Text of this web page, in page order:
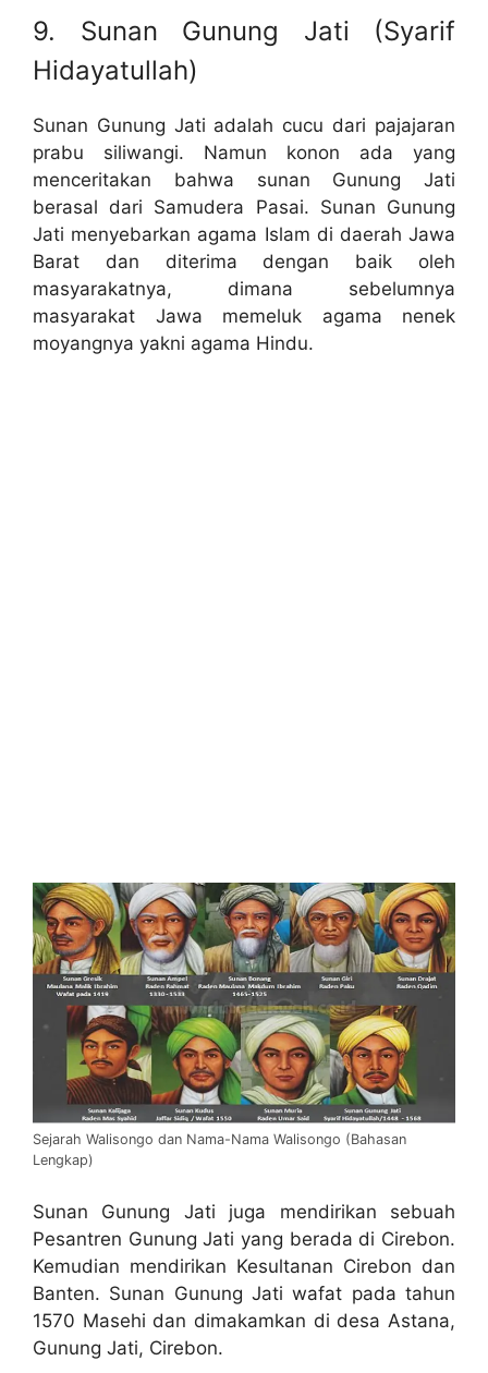
9. Sunan Gunung Jati (Syarif
Hidayatullah)
Sunan Gunung Jati adalah cucu dari pajajaran
prabu siliwangi. Namun konon ada yang
menceritakan bahwa sunan Gunung Jati
berasal dari Samudera Pasai. Sunan Gunung
Jati menyebarkan agama Islam di daerah Jawa
Barat dan diterima dengan baik oleh
masyarakatnya, dimana sebelumnya
masyarakat Jawa memeluk agama nenek
moyangnya yakni agama Hindu.
Sejarah Walisongo dan Nama-Nama Walisongo (Bahasan
Lengkap)
Sunan Gunung Jati juga mendirikan sebuah
Pesantren Gunung Jati yang berada di Cirebon.
Kemudian mendirikan Kesultanan Cirebon dan
Banten. Sunan Gunung Jati wafat pada tahun
1570 Masehi dan dimakamkan di desa Astana,
Gunung Jati, Cirebon.